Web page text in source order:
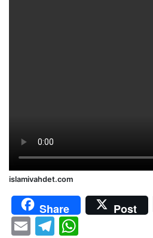
islamivahdet.com
Share Post
EmailTelegram